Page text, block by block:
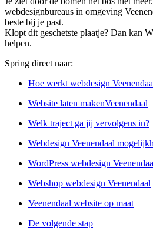
webdesignbureaus in omgeving
beste bij je past.
Klopt dit geschetste plaatje? Dan kan
helpen.
Spring direct naar:
Hoe werkt webdesign
Website laten makenVeenendaal
Welk traject ga jij vervolgens in?
Webdesign Veenendaal
WordPress webdesign
Webshop webdesign Veenendaal
Veenendaal website op maat
De volgende stap